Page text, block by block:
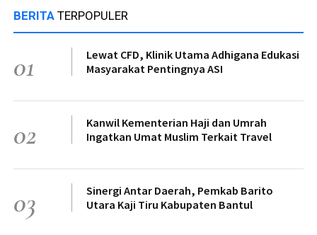
BERITA TERPOPULER
01
Lewat CFD, Klinik Utama Adhigana Edukasi
Masyarakat Pentingnya ASI
02
Kanwil Kementerian Haji dan Umrah
Ingatkan Umat Muslim Terkait Travel
03
Sinergi Antar Daerah, Pemkab Barito
Utara Kaji Tiru Kabupaten Bantul